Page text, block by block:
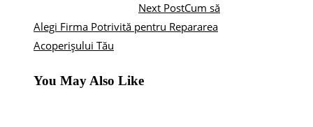
Next PostCum să
Alegi Firma Potrivită pentru Repararea
Acoperișului Tău
You May Also Like